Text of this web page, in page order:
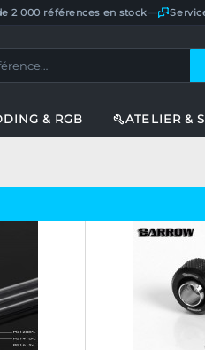
2 000 références en stock
& RGB ATELIER &